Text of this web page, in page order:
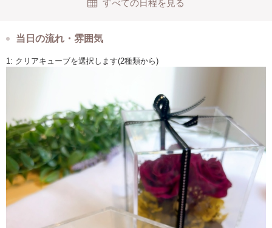
すべての日程を見る
当日の流れ・雰囲気
1: クリアキューブを選択します(2種類から)